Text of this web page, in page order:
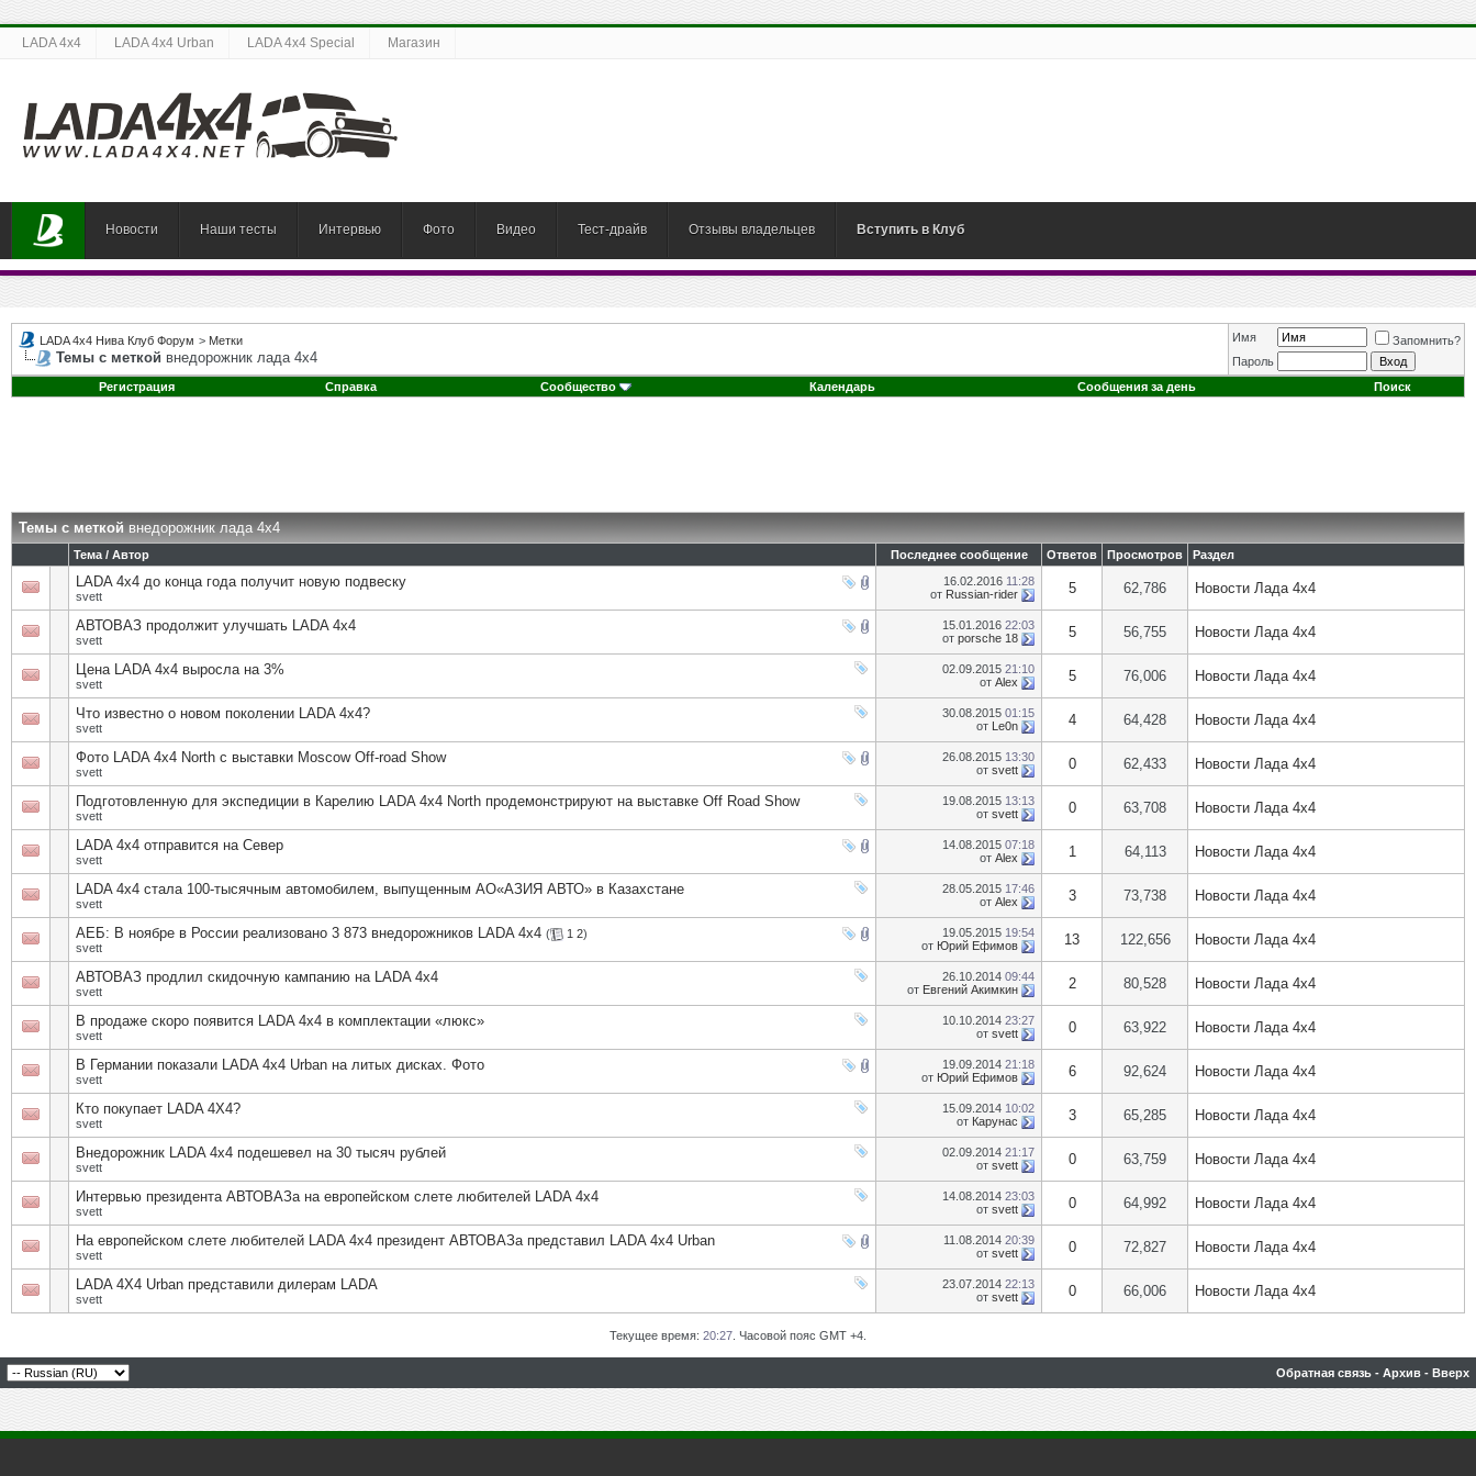
LADA 4x4 LADA 4x4 Urban LADA 4x4 Special Магазин
Новости Наши тесты Интервью Фото Видео Тест-драйв Отзывы владельцев Вступить в Клуб
LADA 4x4 Нива Клуб Форум > Метки
Темы с меткой внедорожник лада 4х4
Имя
Запомнить?
Пароль
Регистрация
Справка Сообщество Календарь Сообщения за день Поиск
Темы с меткойвнедорожник лада 4х4
Тема / Автор Последнее сообщение Ответов Просмотров Раздел
LADA 4x4 до конца года получит новую подвеску
svett
16.02.2016 11:28
от Russian-rider 5 62,786 Новости Лада 4х4
АВТОВАЗ продолжит улучшать LADA 4x4
svett
15.01.2016 22:03
от porsche 18 5 56,755 Новости Лада 4х4
Цена LADA 4x4 выросла на 3%
svett
02.09.2015 21:10
от Alex 5 76,006 Новости Лада 4х4
Что известно о новом поколении LADA 4х4?
svett
30.08.2015 01:15
от Le0n 4 64,428 Новости Лада 4х4
Фото LADA 4x4 North с выставки Moscow Off-road Show
svett
26.08.2015 13:30
от svett 0 62,433 Новости Лада 4х4
Подготовленную для экспедиции в Карелию LADA 4x4 North продемонстрируют на выставке Off Road Show
svett
19.08.2015 13:13
от svett 0 63,708 Новости Лада 4х4
LADA 4x4 отправится на Север
svett
14.08.2015 07:18
от Alex 1 64,113 Новости Лада 4х4
LADA 4x4 стала 100-тысячным автомобилем, выпущенным АО«АЗИЯ АВТО» в Казахстане
svett
28.05.2015 17:46
от Alex 3 73,738 Новости Лада 4х4
АЕБ: В ноябре в России реализовано 3 873 внедорожников LADA 4х4 ( 1 2)
svett
19.05.2015 19:54
от Юрий Ефимов 13 122,656 Новости Лада 4х4
АВТОВАЗ продлил скидочную кампанию на LADA 4x4
svett
26.10.2014 09:44
от Евгений Акимкин 2 80,528 Новости Лада 4х4
В продаже скоро появится LADA 4x4 в комплектации «люкс»
svett
10.10.2014 23:27
от svett 0 63,922 Новости Лада 4х4
В Германии показали LADA 4х4 Urban на литых дисках. Фото
svett
19.09.2014 21:18
от Юрий Ефимов 6 92,624 Новости Лада 4х4
Кто покупает LADA 4X4?
svett
15.09.2014 10:02
от Карунас 3 65,285 Новости Лада 4х4
Внедорожник LADA 4x4 подешевел на 30 тысяч рублей
svett
02.09.2014 21:17
от svett 0 63,759 Новости Лада 4х4
Интервью президента АВТОВАЗа на европейском слете любителей LADA 4х4
svett
14.08.2014 23:03
от svett 0 64,992 Новости Лада 4х4
На европейском слете любителей LADA 4х4 президент АВТОВАЗа представил LADA 4х4 Urban
svett
11.08.2014 20:39
от svett 0 72,827 Новости Лада 4х4
LADA 4X4 Urban представили дилерам LADA
svett
23.07.2014 22:13
от svett 0 66,006 Новости Лада 4х4
Текущее время: 20:27 . Часовой пояс GMT +4.
Обратная связь - Архив - Вверх